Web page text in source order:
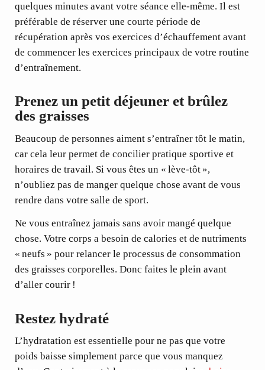
quelques minutes avant votre séance elle-même. Il est
préférable de réserver une courte période de
récupération après vos exercices d’échauffement avant
de commencer les exercices principaux de votre routine
d’entraînement.
Prenez un petit déjeuner et brûlez
des graisses
Beaucoup de personnes aiment s’entraîner tôt le matin,
car cela leur permet de concilier pratique sportive et
horaires de travail. Si vous êtes un « lève-tôt »,
n’oubliez pas de manger quelque chose avant de vous
rendre dans votre salle de sport.
Ne vous entraînez jamais sans avoir mangé quelque
chose. Votre corps a besoin de calories et de nutriments
« neufs » pour relancer le processus de consommation
des graisses corporelles. Donc faites le plein avant
d’aller courir !
Restez hydraté
L’hydratation est essentielle pour ne pas que votre
poids baisse simplement parce que vous manquez